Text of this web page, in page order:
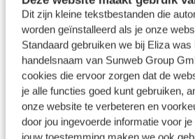
Dit zijn kleine tekstbestanden die
worden geïnstalleerd als je onze
Standaard gebruiken we bij Eliza was
handelsnaam van Sunweb Group
cookies die ervoor zorgen dat de
je alle functies goed kunt gebruiken,
onze website te verbeteren en
door jou ingevoerde informatie voor
Zoek in de winter
Vakantie oktober